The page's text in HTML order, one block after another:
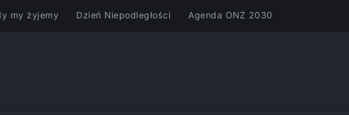
my żyjemy Dzień Niepodległości Agenda ONZ 2030